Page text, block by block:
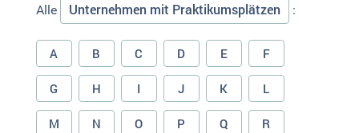
Alle Unternehmen mit Praktikumsplätzen :
A B C D E F
G H I J K L
M N O P Q R